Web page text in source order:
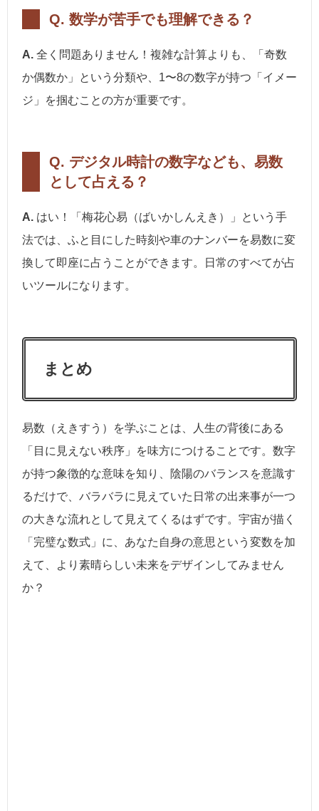
Q. 数学が苦手でも理解できる？
A. 全く問題ありません！複雑な計算よりも、「奇数
か偶数か」という分類や、1〜8の数字が持つ「イメー
ジ」を掴むことの方が重要です。
Q. デジタル時計の数字なども、易数
として占える？
A. はい！「梅花心易（ばいかしんえき）」という手
法では、ふと目にした時刻や車のナンバーを易数に変
換して即座に占うことができます。日常のすべてが占
いツールになります。
まとめ
易数（えきすう）を学ぶことは、人生の背後にある
「目に見えない秩序」を味方につけることです。数字
が持つ象徴的な意味を知り、陰陽のバランスを意識す
るだけで、バラバラに見えていた日常の出来事が一つ
の大きな流れとして見えてくるはずです。宇宙が描く
「完璧な数式」に、あなた自身の意思という変数を加
えて、より素晴らしい未来をデザインしてみません
か？